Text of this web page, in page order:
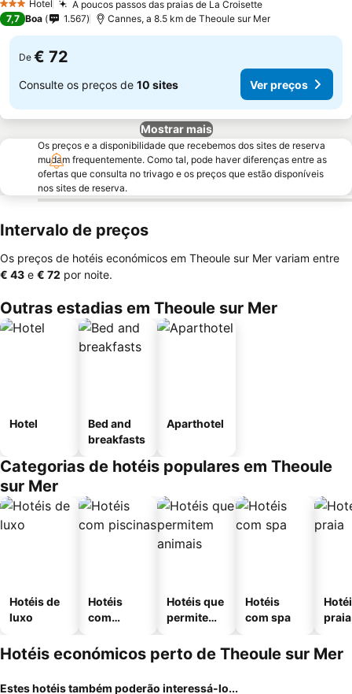
3 EstrelasHotel A poucos passos das praias de La Croisette
7,7 Boa 1.567 Cannes, a 8.5 km de Theoule sur Mer
De € 72
Consulte os preços de 10 sites Ver preços
Mostrar mais
Os preços e a disponibilidade que recebemos dos sites de reserva
mudam frequentemente. Como tal, pode haver diferenças entre as
ofertas que consulta no trivago e os preços que estão disponíveis
nos sites de reserva.
Intervalo de preços
Os preços de hotéis económicos em Theoule sur Mer variam entre
‎€ 43 e ‎€ 72 por noite.
Outras estadias em Theoule sur Mer
Hotel
Bed and
breakfasts
Aparthotel
Categorias de hotéis populares em Theoule
sur Mer
Hotéis de
luxo
Hotéis
com
Hotéis que
permitem
Hotéis
com spa
praia
Hotéis económicos perto de Theoule sur Mer
Estes hotéis também poderão interessá-lo...